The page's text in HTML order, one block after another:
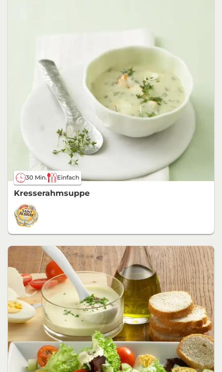
30 Min. Einfach
Kresserahmsuppe